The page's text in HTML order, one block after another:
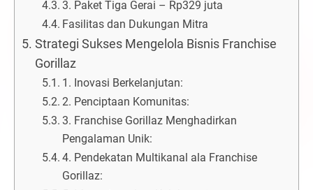
3. Paket Tiga Gerai – Rp329 juta
Fasilitas dan Dukungan Mitra
Strategi Sukses Mengelola Bisnis Franchise
Gorillaz
1. Inovasi Berkelanjutan:
2. Penciptaan Komunitas:
3. Franchise Gorillaz Menghadirkan
Pengalaman Unik:
4. Pendekatan Multikanal ala Franchise
Gorillaz: